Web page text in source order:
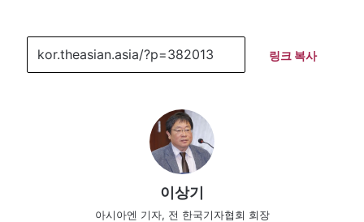
링크 복사
이상기
아시아엔 기자, 전 한국기자협회 회장